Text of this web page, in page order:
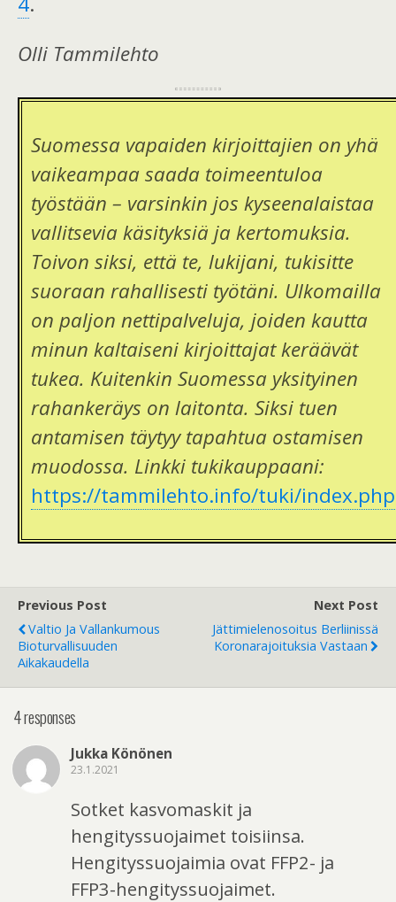
Olli Tammilehto
Suomessa vapaiden kirjoittajien on yhä
vaikeampaa saada toimeentuloa
työstään – varsinkin jos kyseenalaistaa
vallitsevia käsityksiä ja kertomuksia.
Toivon siksi, että te, lukijani, tukisitte
suoraan rahallisesti työtäni. Ulkomailla
on paljon nettipalveluja, joiden kautta
minun kaltaiseni kirjoittajat keräävät
tukea. Kuitenkin Suomessa yksityinen
rahankeräys on laitonta. Siksi tuen
antamisen täytyy tapahtua ostamisen
muodossa. Linkki tukikauppaani:
https://tammilehto.info/tuki/index.php
Previous Post
Valtio Ja Vallankumous
Bioturvallisuuden
Aikakaudella
Next Post
Jättimielenosoitus Berliinissä
Koronarajoituksia Vastaan
4 responses
Jukka Könönen
23.1.2021
Sotket kasvomaskit ja
hengityssuojaimet toisiinsa.
Hengityssuojaimia ovat FFP2- ja
FFP3-hengityssuojaimet.